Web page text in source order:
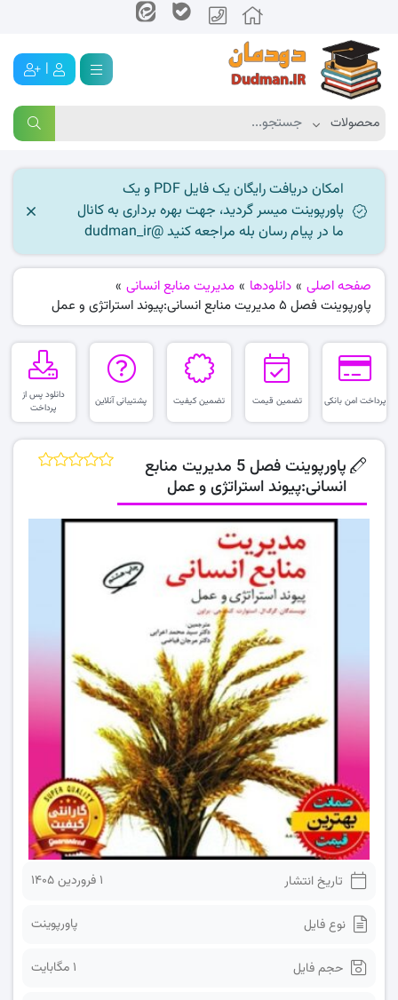
|
امکان دریافت رایگان یک فایل PDF و یک
پاورپوینت میسر گردید، جهت بهره برداری به کانال
ما در پیام رسان بله مراجعه کنید @dudman_ir
صفحه اصلی » دانلودها » مدیریت منابع انسانی »
پاورپوینت فصل 5 مدیریت منابع انسانی:پیوند استراتژی و عمل
پرداخت امن بانکی تضمین قیمت تضمین کیفیت پشتیبانی آنلاین
دانلود پس از
پرداخت
پاورپوینت فصل 5 مدیریت منابع
انسانی:پیوند استراتژی و عمل
تاریخ انتشار 1 فروردین 1405
نوع فایل پاورپوینت
حجم فایل 1 مگابایت